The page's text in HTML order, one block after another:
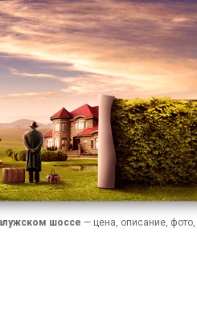
шоссе — цена, описание,